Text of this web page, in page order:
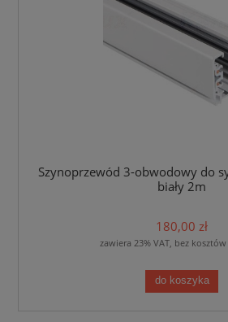
Szynoprzewód 3-obwodowy do
biały 2m
180,00 zł
zawiera 23% VAT, bez
do koszyka